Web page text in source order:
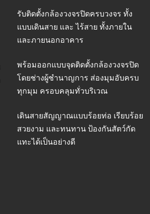
รับติดตั้งกล้องวงจรปิดครบวงจร ทั้ง
แบบเดินสาย และ ไร้สาย ทั้งภายใน
และภายนอกอาคาร
พร้อมออกแบบจุดติดตั้งกล้องวงจรปิด
โดยช่างผู้ชำนาญการ ส่องมุมอับครบ
ทุกมุม ครอบคลุมทั่วบริเวณ
เดินสายสัญญาณแบบร้อยท่อ เรียบร้อย
สวยงาม และทนทาน ป้องกันสัตว์กัด
แทะได้เป็นอย่างดี